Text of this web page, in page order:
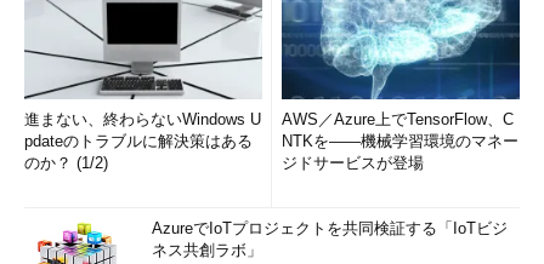
進まない、終わらないWindows U
pdateのトラブルに解決策はある
のか？ (1/2)
AWS／Azure上でTensorFlow、C
NTKを――機械学習環境のマネー
ジドサービスが登場
AzureでIoTプロジェクトを共同検証する「IoTビジ
ネス共創ラボ」